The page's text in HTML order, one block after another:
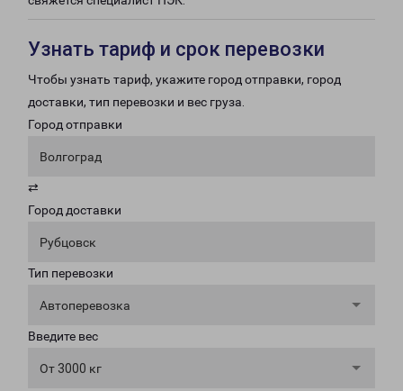
Узнать тариф и срок перевозки
Чтобы узнать тариф, укажите город отправки, город
доставки, тип перевозки и вес груза.
Город отправки
Волгоград
⇄
Город доставки
Рубцовск
Тип перевозки
Автоперевозка
Введите вес
От 3000 кг